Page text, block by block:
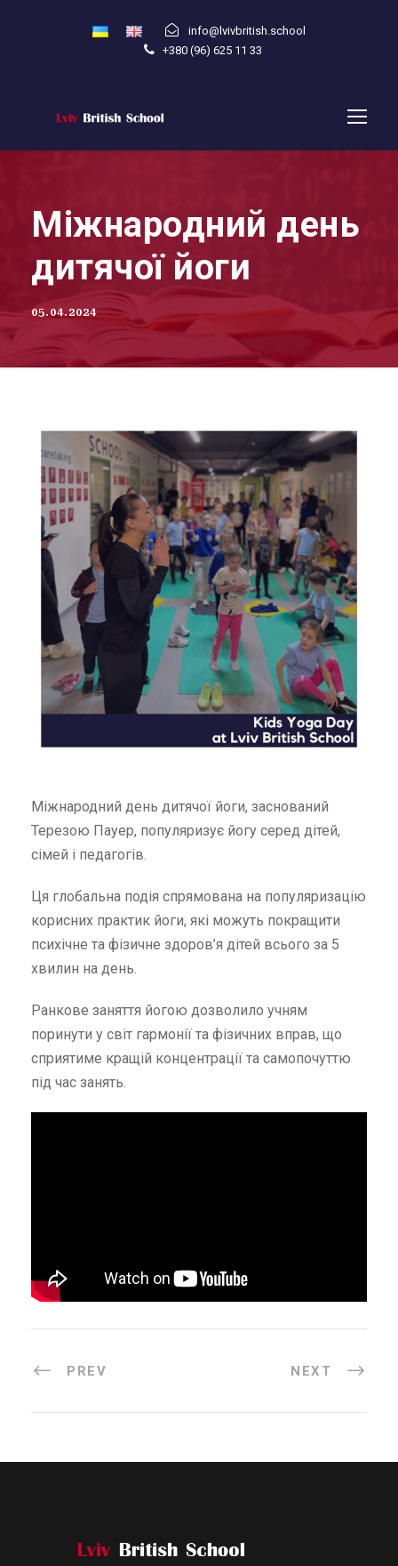
info@lvivbritish.school
+380 (96) 625 11 33
Міжнародний день
дитячої йоги
05.04.2024
Міжнародний день дитячої йоги, заснований
Терезою Пауер, популяризує йогу серед дітей,
сімей і педагогів.
Ця глобальна подія спрямована на популяризацію
корисних практик йоги, які можуть покращити
психічне та фізичне здоров’я дітей всього за 5
хвилин на день.
Ранкове заняття йогою дозволило учням
поринути у світ гармонії та фізичних вправ, що
сприятиме кращій концентрації та самопочуттю
під час занять.
PREV NEXT